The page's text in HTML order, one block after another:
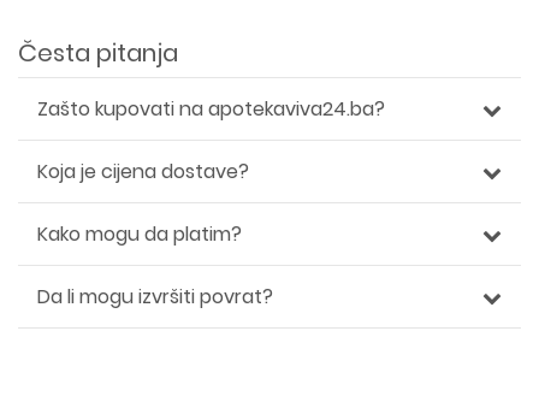
Česta pitanja
Zašto kupovati na apotekaviva24.ba?
Koja je cijena dostave?
Kako mogu da platim?
Da li mogu izvršiti povrat?